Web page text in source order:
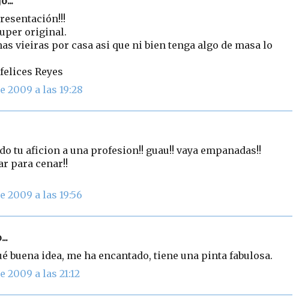
original.
vieiras por casa asi que ni bien tenga algo de masa lo
Reyes
2009 a las 19:28
tu aficion a una profesion!! guau!! vaya empanadas!!
para cenar!!
2009 a las 19:56
buena idea, me ha encantado, tiene una pinta fabulosa.
2009 a las 21:12